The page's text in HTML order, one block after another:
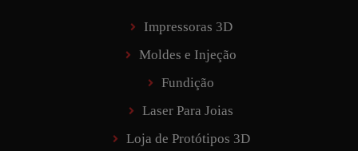
Impressoras 3D
Moldes e Injeção
Fundição
Laser Para Joias
Loja de Protótipos 3D